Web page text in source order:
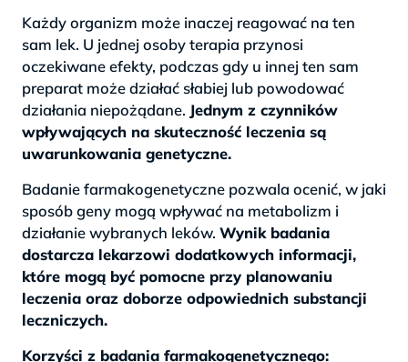
Każdy organizm może inaczej reagować na ten
sam lek. U jednej osoby terapia przynosi
oczekiwane efekty, podczas gdy u innej ten sam
preparat może działać słabiej lub powodować
działania niepożądane. Jednym z czynników
wpływających na skuteczność leczenia są
uwarunkowania genetyczne.
Badanie farmakogenetyczne pozwala ocenić, w jaki
sposób geny mogą wpływać na metabolizm i
działanie wybranych leków. Wynik badania
dostarcza lekarzowi dodatkowych informacji,
które mogą być pomocne przy planowaniu
leczenia oraz doborze odpowiednich substancji
leczniczych.
Korzyści z badania farmakogenetycznego: